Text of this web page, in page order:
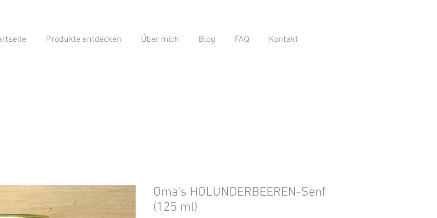
Produkte entdecken Über mich Blog FAQ Kontakt
Oma's HOLUNDERBEEREN-Senf
(125 ml)